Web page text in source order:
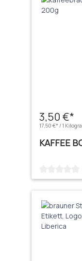
3,50 €*
17,50 €* / 1
KAFFEE